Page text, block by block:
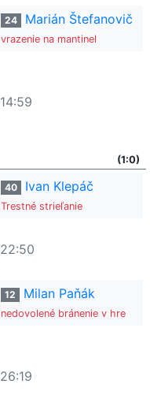
24 Marián Štefanovič
vrazenie na mantinel
14:59
(1:0)
40 Ivan Klepáč
Trestné strieľanie
22:50
12 Milan Paňák
nedovolené bránenie v hre
26:19